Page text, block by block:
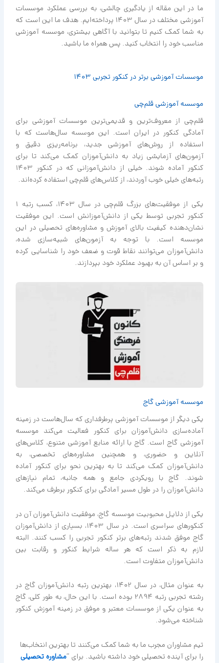
ما در این مقاله از یادگیری چالشی، به بررسی عملکرد موسسات
آموزشی مختلف در سال 1403 پرداخته‌ایم. هدف ما این است که
به شما کمک کنیم تا بتوانید با آگاهی بیشتری، موسسه آموزشی
مناسب خود را انتخاب کنید. پس همراه ما باشید.
موسسات آموزشی برتر در کنکور تجربی 1403
موسسه آموزشی قلم‌چی
قلم‌چی از معروف‌ترین و قدیمی‌ترین موسسات آموزشی برای
آمادگی کنکور در ایران است. این موسسه سال‌هاست که با
استفاده از روش‌های آموزشی جدید، برنامه‌ریزی دقیق و
آزمون‌های آزمایشی زیاد به دانش‌آموزان کمک می‌کند تا برای
کنکور آماده شوند. خیلی از دانش‌آموزانی که در کنکور 1403
رتبه‌های خیلی خوب آوردند، از کلاس‌های قلم‌چی استفاده کرده‌اند.
یکی از موفقیت‌های بزرگ قلم‌چی در سال 1403، کسب رتبه 1
کنکور تجربی توسط یکی از دانش‌آموزانش است. این موفقیت
نشان‌دهنده کیفیت بالای آموزش و مشاوره‌های تحصیلی در این
موسسه است. با توجه به آزمون‌های شبیه‌سازی شده،
دانش‌آموزان می‌توانند نقاط قوت و ضعف خود را شناسایی کرده
و بر اساس آن به بهبود عملکرد خود بپردازند.
موسسه آموزشی گاج
یکی دیگر از موسسات آموزشی پرطرفداری که سال‌هاست در زمینه
آماده‌سازی دانش‌آموزان برای کنکور فعالیت می‌کند موسسه
آموزشی گاج است. گاج با ارائه منابع آموزشی متنوع، کلاس‌های
آنلاین و حضوری، و همچنین مشاوره‌های تخصصی، به
دانش‌آموزان کمک می‌کند تا به بهترین نحو برای کنکور آماده
شوند. گاج با رویکردی جامع و همه جانبه، تمام نیازهای
دانش‌آموزان را در طول مسیر آمادگی برای کنکور برطرف می‌کند.
یکی از دلایل محبوبیت موسسه گاج، موفقیت دانش‌آموزان آن در
کنکورهای سراسری است. در سال 1403، بسیاری از دانش‌آموزان
گاج موفق شدند رتبه‌های برتر کنکور تجربی را کسب کنند. البته
لازم به ذکر است که هر ساله شرایط کنکور و رقابت بین
دانش‌آموزان متفاوت است.
به عنوان مثال، در سال 1402، بهترین رتبه دانش‌آموزان گاج در
رشته تجربی رتبه 2894 بوده است. با این حال، به طور کلی، گاج
به عنوان یکی از موسسات معتبر و موفق در زمینه آموزش کنکور
شناخته می‌شود.
تیم مشاوران مجرب ما به شما کمک می‌کنند تا بهترین انتخاب‌ها
را برای آینده تحصیلی خود داشته باشید. برای “مشاوره تحصیلی